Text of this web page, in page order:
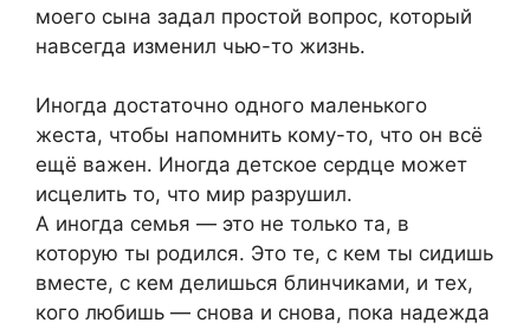
моего сына задал простой вопрос, который
навсегда изменил чью-то жизнь.
Иногда достаточно одного маленького
жеста, чтобы напомнить кому-то, что он всё
ещё важен. Иногда детское сердце может
исцелить то, что мир разрушил.
А иногда семья — это не только та, в
которую ты родился. Это те, с кем ты сидишь
вместе, с кем делишься блинчиками, и тех,
кого любишь — снова и снова, пока надежда